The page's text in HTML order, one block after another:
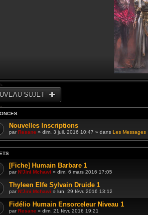
SUJET
Nouvelles Inscriptions
parResane » dim. 3 juil. 2016 10:47 » dans Les Messages
[Fiche] Humain Barbare 1
parN'Jini Mchawi » dim. 6 mars 2016 17:05
Thyleen Elfe Sylvain Druide 1
parN'Jini Mchawi » lun. 29 févr. 2016 13:12
Fidélio Humain Ensorceleur Niveau 1
parResane » dim. 21 févr. 2016 19:21